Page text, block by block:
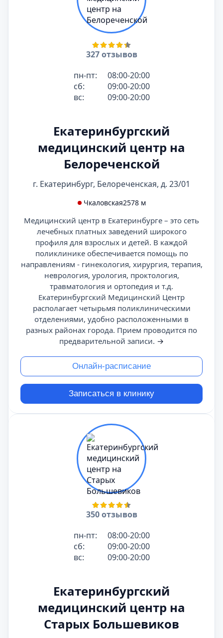
327 отзывов
пн-пт:
08:00-20:00
сб:
09:00-20:00
вс:
09:00-20:00
Екатеринбургский
медицинский центр на
Белореченской
г. Екатеринбург, Белореченская, д. 23/01
Чкаловская2578 м
Медицинский центр в Екатеринбурге – это сеть
лечебных платных заведений широкого
профиля для взрослых и детей. В каждой
поликлинике обеспечивается помощь по
направлениям - гинекология, хирургия, терапия,
неврология, урология, проктология,
травматология и ортопедия и т.д.
Екатеринбургский Медицинский Центр
располагает четырьмя поликлиническими
отделениями, удобно расположенными в
разных районах города. Прием проводится по
предварительной записи. →
Онлайн-расписание
Записаться в клинику
350 отзывов
пн-пт:
08:00-20:00
сб:
09:00-20:00
вс:
09:00-20:00
Екатеринбургский
медицинский центр на
Старых Большевиков